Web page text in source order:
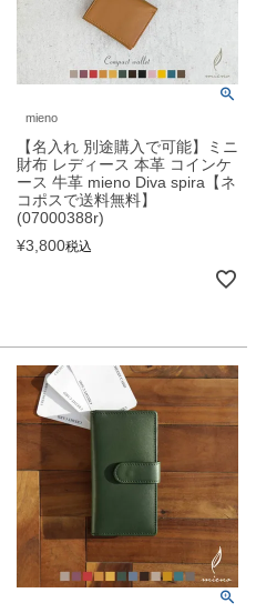
mieno
【名入れ 別途購入で可能】ミニ
財布 レディース 本革 コインケ
ース 牛革 mieno Diva spira【ネ
コポスで送料無料】
(07000388r)
¥3,800税込